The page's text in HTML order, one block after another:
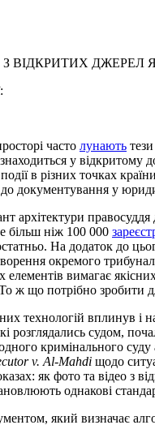
З ВІДКРИТИХ
часто лунають
у відкритому
в різних точках
документування у
архітектури
більш ніж 100 000
На додаток до
окремого
елементів вимагає
ж що потрібно зробити
технологій вплинув і
розглядались судом,
кримінального суду
v. Al-Mahdi щодо
як фото та відео з
однакові
який визначає